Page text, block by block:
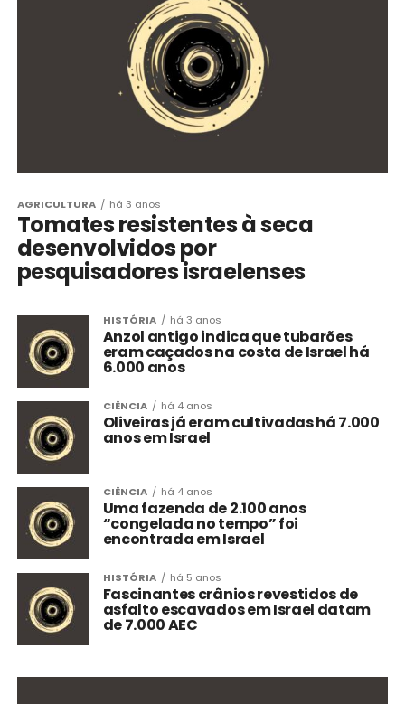
AGRICULTURA há 3 anos
Tomates resistentes à seca
desenvolvidos por
pesquisadores israelenses
HISTÓRIA há 3 anos
Anzol antigo indica que tubarões
eram caçados na costa de Israel há
6.000 anos
CIÊNCIA há 4 anos
Oliveiras já eram cultivadas há 7.000
anos em Israel
CIÊNCIA há 4 anos
Uma fazenda de 2.100 anos
“congelada no tempo” foi
encontrada em Israel
HISTÓRIA há 5 anos
Fascinantes crânios revestidos de
asfalto escavados em Israel datam
de 7.000 AEC